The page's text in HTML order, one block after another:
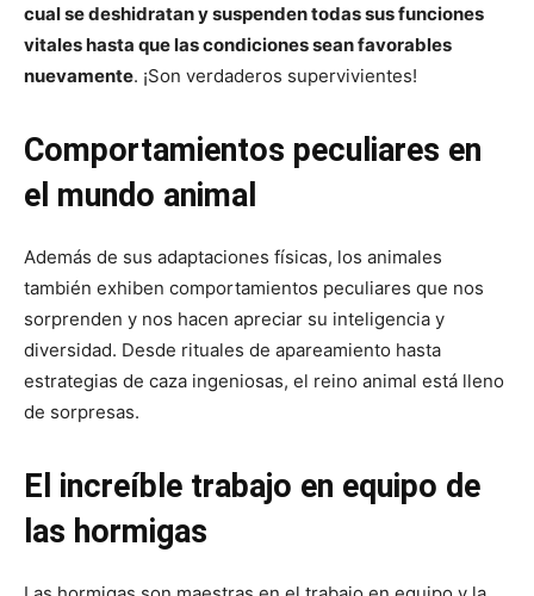
cual se deshidratan y suspenden todas sus funciones
vitales hasta que las condiciones sean favorables
nuevamente. ¡Son verdaderos supervivientes!
Comportamientos peculiares en
el mundo animal
Además de sus adaptaciones físicas, los animales
también exhiben comportamientos peculiares que nos
sorprenden y nos hacen apreciar su inteligencia y
diversidad. Desde rituales de apareamiento hasta
estrategias de caza ingeniosas, el reino animal está lleno
de sorpresas.
El increíble trabajo en equipo de
las hormigas